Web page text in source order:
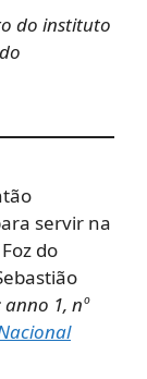
do instituto
servir na
do
1, nº